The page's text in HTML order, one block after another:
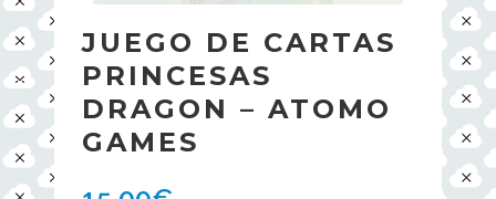
JUEGO DE CARTAS
PRINCESAS
DRAGON – ATOMO
GAMES